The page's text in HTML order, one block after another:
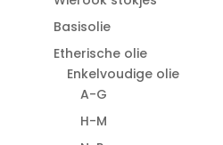
Basisolie
Etherische olie
Enkelvoudige olie
A-G
H-M